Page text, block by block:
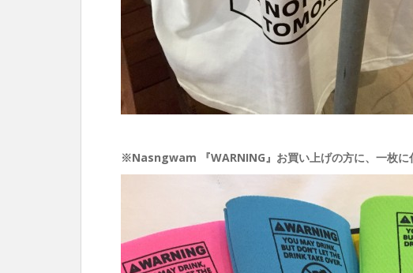
※Nasngwam 『WARNING』お買い上げの方に、一枚に